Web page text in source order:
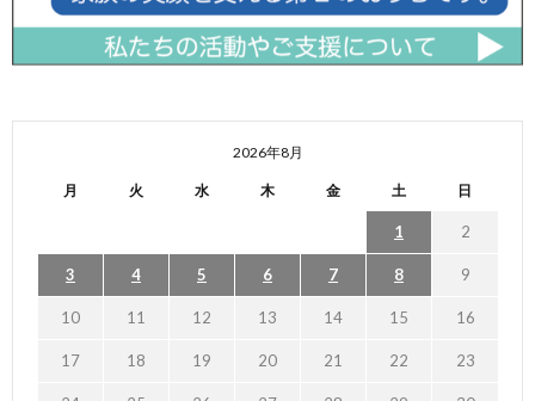
2026年8月
月 火 水 木 金 土 日
1 2
3 4 5 6 7 8 9
10 11 12 13 14 15 16
17 18 19 20 21 22 23